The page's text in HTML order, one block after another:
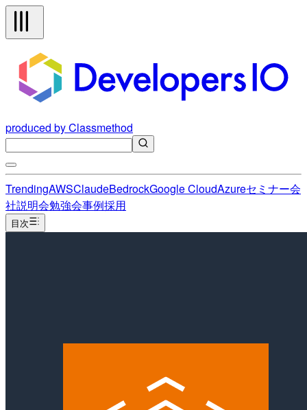
produced by Classmethod
TrendingAWSClaudeBedrockGoogle CloudAzureセミナー会
社説明会勉強会事例採用
目次